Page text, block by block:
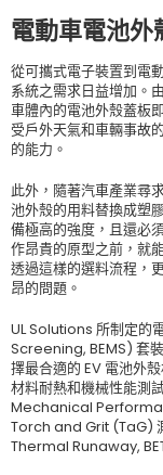
電動車電池外
從可攜式電子裝置到電
系統之需求日益增加。
車體內的電池外殼蓋板
受戶外天氣和車輛事故
的能力。
此外，隨著汽車產業尋
池外殼的用料替換成塑
備極高的強度，且還必
作昂貴的原型之前，就
透過這樣的選料流程，
昂的問題。
UL Solutions 所制定
Screening, BEMS) 套
擇最合適的 EV 電池外
材料耐熱和機械性能
Mechanical
Torch and Grit (TaG)
Thermal Runaway,